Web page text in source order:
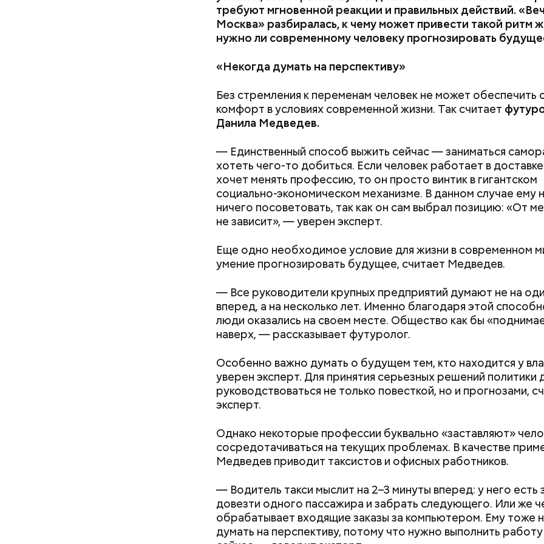
требуют мгновенной реакции и правильных действий.
Москва» разбиралась, к чему может привести такой ритм
нужно ли современному человеку прогнозировать
«Некогда думать на перспективу»
Без стремления к переменам человек не может обеспечить
комфорт в условиях современной жизни. Так считает
Данила Медведев.
— Единственный способ выжить сейчас — заниматься
хотеть чего-то добиться. Если человек работает в
хочет менять профессию, то он просто винтик в гигантском
социально-экономическом механизме. В данном случае ему
ничего посоветовать, так как он сам выбрал позицию: «От
не зависит», — уверен эксперт.
Еще одно необходимое условие для жизни в современном
умение прогнозировать будущее, считает Медведев.
— Все руководители крупных предприятий думают не на
вперед, а на несколько лет. Именно благодаря этой
люди оказались на своем месте. Общество как бы
наверх, — рассказывает футуролог.
Особенно важно думать о будущем тем, кто находится у
уверен эксперт. Для принятия серьезных решений политики
руководствоваться не только повесткой, но и прогнозами,
эксперт.
Однако некоторые профессии буквально «заставляют»
сосредотачиваться на текущих проблемах. В качестве
Медведев приводит таксистов и офисных работников.
— Водитель такси мыслит на 2–3 минуты вперед: у него есть
довезти одного пассажира и забрать следующего. Или же
обрабатывает входящие заказы за компьютером. Ему тоже
думать на перспективу, потому что нужно выполнить
— Может пробить заряд на человека. Нужно вести себя
осторожно, будто увидели дикого зверя, затаиться, —
академик.
«Новым
как активность
может
предстоящем
По его словам, молния может распасться, улететь или просто
погаснуть. Однако есть риск, что она может и взорваться.
После получения предельно допустимой дозы радиации
вывели из 30-километровой зоны отчуждения, где он до 3
проверял на уровень радиационной зараженности
который состоялся 3 мая в Киеве. Полк Макеева жил в
около Варовичей, в 12 километрах от Припяти. А солдатам
хотелось увидеть трансляцию матча. Макеев поехал к
Хотела спасти малыша: как
мать и сын погибли при
падении из окна в Раменском
Вода за 10 тысяч: поможет ли
японский напиток сбросить
лишний вес
Людей
проезжей
легковушка